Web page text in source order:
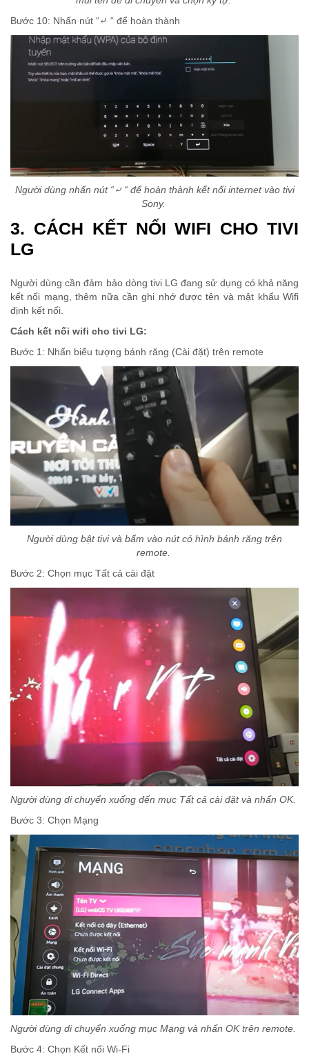
Bước 10: Nhấn nút “⤶ “ để hoàn thành
Người dùng nhấn nút “⤶ “ để hoàn thành kết nối internet vào tivi
Sony.
3. CÁCH KẾT NỐI WIFI CHO TIVI
LG
Người dùng cần đảm bảo dòng tivi LG đang sử dụng có khả năng
kết nối mạng, thêm nữa cần ghi nhớ được tên và mật khẩu Wifi
định kết nối.
Cách kết nối wifi cho tivi LG:
Bước 1: Nhấn biểu tượng bánh răng (Cài đặt) trên remote
Người dùng bật tivi và bấm vào nút có hình bánh răng trên
remote.
Bước 2: Chọn mục Tất cả cài đặt
Người dùng di chuyển xuống đến mục Tất cả cài đặt và nhấn OK.
Bước 3: Chọn Mạng
Người dùng di chuyển xuống mục Mạng và nhấn OK trên remote.
Bước 4: Chọn Kết nối Wi-Fi